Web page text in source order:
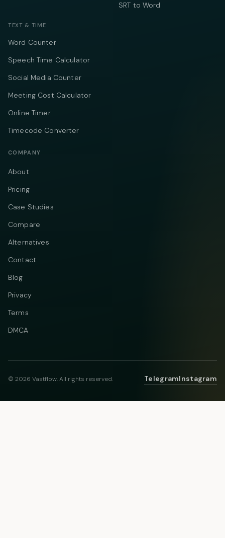
SRT to Word
TEXT & TIME
Word Counter
Speech Time Calculator
Social Media Counter
Meeting Cost Calculator
Online Timer
Timecode Converter
COMPANY
About
Pricing
Case Studies
Compare
Alternatives
Contact
Blog
Privacy
Terms
DMCA
© 2026 Vastflow. All rights reserved. TelegramInstagram